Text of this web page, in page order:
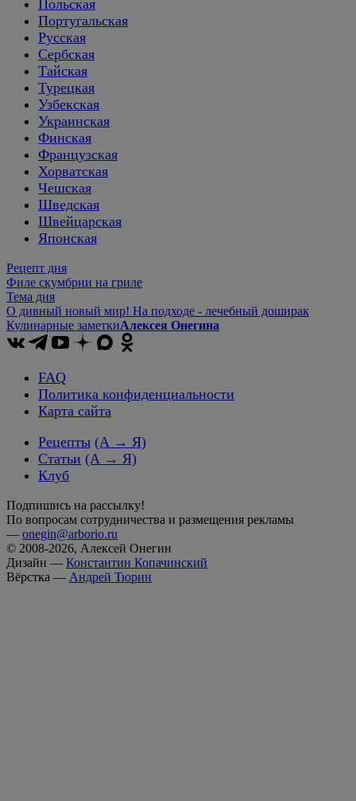
Польская
Португальская
Русская
Сербская
Тайская
Турецкая
Узбекская
Украинская
Финская
Французская
Хорватская
Чешская
Шведская
Швейцарская
Японская
Рецепт дня
Филе скумбрии на гриле
Тема дня
О дивный новый мир! На подходе - лечебный доширак
Кулинарные заметкиАлексея Онегина
FAQ
Политика конфиденциальности
Карта сайта
Рецепты (А → Я)
Статьи (А → Я)
Клуб
Подпишись на рассылку!
По вопросам сотрудничества и размещения рекламы
— onegin@arborio.ru
© 2008-2026, Алексей Онегин
Дизайн — Константин Копачинский
Вёрстка — Андрей Тюрин